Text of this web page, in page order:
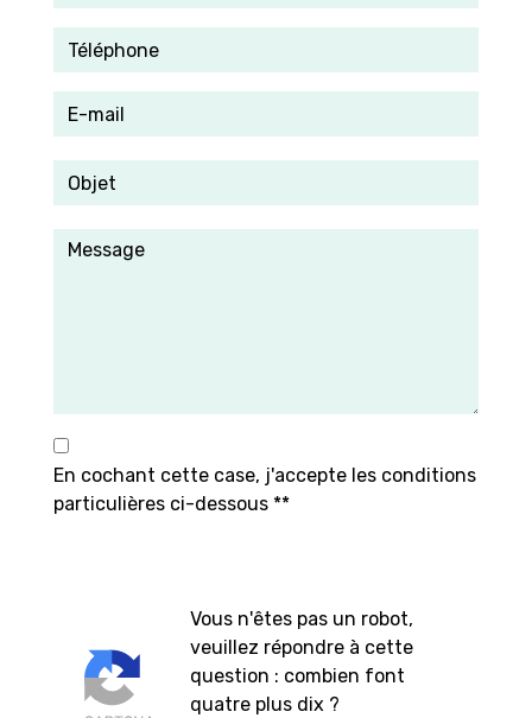
En cochant cette case, j'accepte les conditions
particulières ci-dessous **
Vous n'êtes pas un robot,
veuillez répondre à cette
question : combien font
quatre plus dix ?